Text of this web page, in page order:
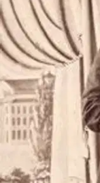
Tarkista
Ei saatavilla
Tuotekuvaus